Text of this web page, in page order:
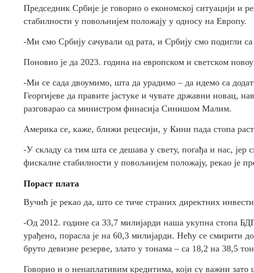
Председник Србије је говорио о економској ситуацији и
стабилности у повољнијем положају у односу на Европу.
-Ми смо Србију сачували од рата, и Србију смо подигли
Поновио је да 2023. година на европском и светском
-Ми се сада двоумимо, шта да урадимо – да идемо са
Георгијеве да правите јастуке и чувате државни новац,
разговарао са министром финасија Синишом Малим.
Америка се, каже, ближи рецесији, у Кини пада стопа
-У складу са тим шта се дешава у свету, погађа и нас,
фискалне стабилности у повољнијем положају, рекао је
Пoраст плата
Вучић је рекао да, што се тиче страних директних
-Од 2012. године са 33,7 милијарди наша укупна стопа
урађено, порасла је на 60,3 милијарди. Нећу се смирити
бруто девизне резерве, злато у тонама – са 18,2 на 38,5
Говорио и о ненаплативим кредитима, који су важни зато